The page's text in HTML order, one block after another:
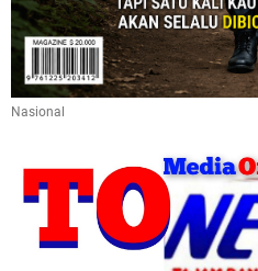
Nasional